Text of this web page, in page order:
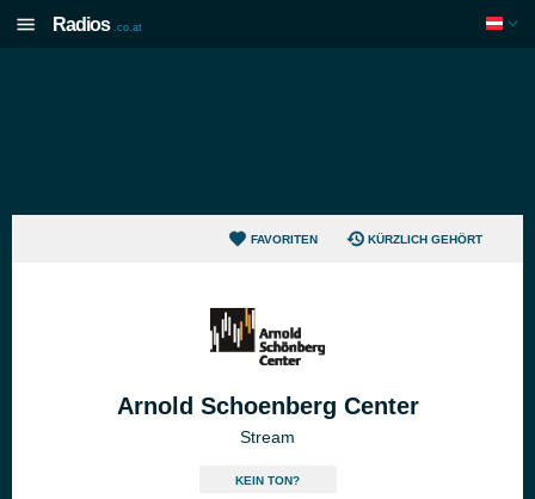
Radios .co.at
FAVORITEN KÜRZLICH GEHÖRT
Arnold Schoenberg Center
Stream
KEIN TON?